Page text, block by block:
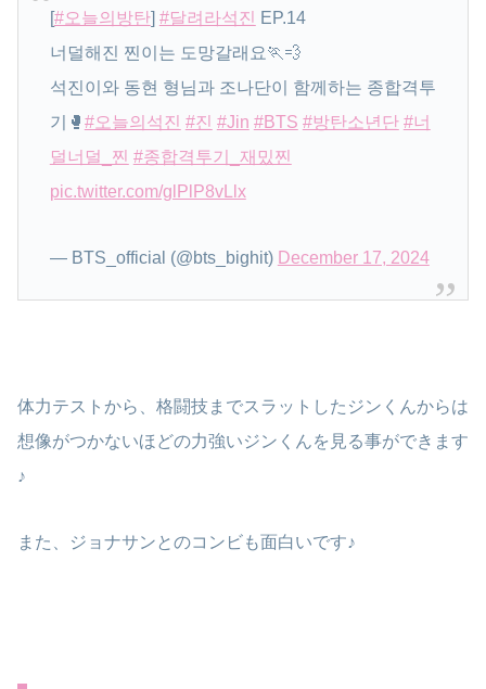
[#오늘의방탄] #달려라석진
EP.14
너덜해진 찐이는 도망갈래요🏃💨
석진이와 동현 형님과 조나단이 함께하는 종합격투
기🥊 #오늘의석진 #진 #Jin #BTS #방탄소년단 #너
덜너덜_찐 #종합격투기_재밌찐
pic.twitter.com/glPlP8vLlx
— BTS_official (@bts_bighit) December 17, 2024
体力テストから、格闘技までスラットしたジンくんからは
想像がつかないほどの力強いジンくんを見る事ができます
♪
また、ジョナサンとのコンビも面白いです♪